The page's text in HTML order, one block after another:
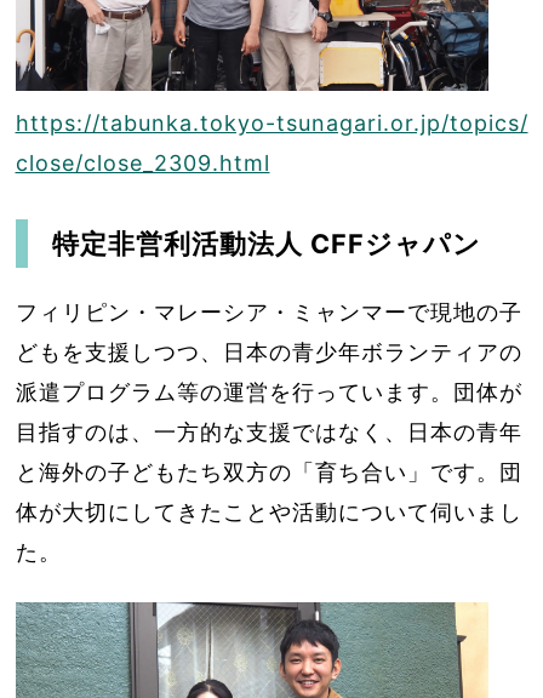
https://tabunka.tokyo-tsunagari.or.jp/topics/
close/close_2309.html
特定非営利活動法人 CFFジャパン
フィリピン・マレーシア・ミャンマーで現地の子
どもを支援しつつ、日本の青少年ボランティアの
派遣プログラム等の運営を行っています。団体が
目指すのは、一方的な支援ではなく、日本の青年
と海外の子どもたち双方の「育ち合い」です。団
体が大切にしてきたことや活動について伺いまし
た。